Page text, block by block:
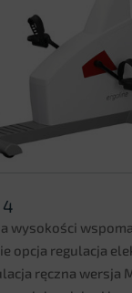
wysokości
opcja regulacja
ręczna wersja